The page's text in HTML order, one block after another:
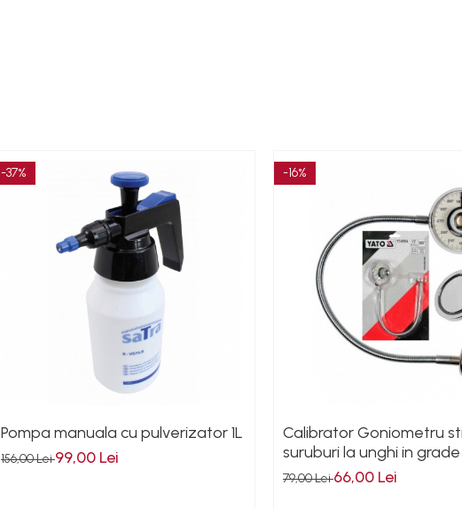
-37%
Pompa manuala cu pulverizator 1L
156,00 Lei99,00 Lei
-16%
Calibrator Goniometru
suruburi la unghi in
suport magnetic
79,00 Lei66,00 Lei